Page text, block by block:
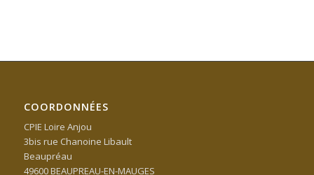
COORDONNÉES
CPIE Loire Anjou
3bis rue Chanoine Libault
Beaupréau
49600 BEAUPREAU-EN-MAUGES